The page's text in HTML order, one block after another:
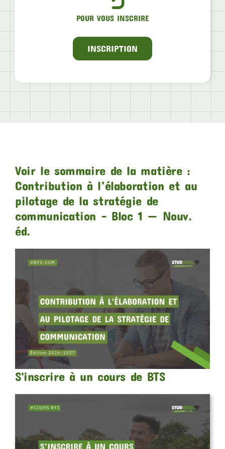
POUR VOUS INSCRIRE
INSCRIPTION
Voir le sommaire de la matière :
Contribution à l’élaboration et au
pilotage de la stratégie de
communication – Bloc 1 — Nouv.
éd.
S'inscrire à un cours de BTS